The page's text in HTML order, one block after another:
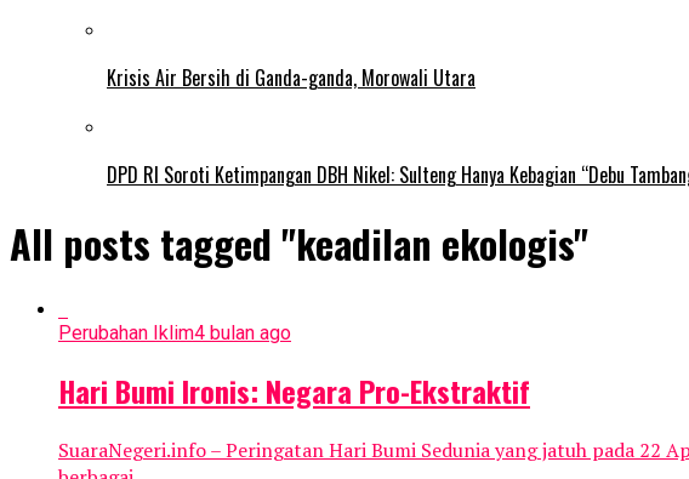
Krisis Air Bersih di Ganda-ganda, Morowali Utara
DPD RI Soroti Ketimpangan DBH Nikel: Sulteng Hanya Kebagian “Debu
All posts tagged "keadilan ekologis"
Perubahan Iklim4 bulan ago
Hari Bumi Ironis: Negara Pro-Ekstraktif
SuaraNegeri.info – Peringatan Hari Bumi Sedunia yang jatuh pada 22